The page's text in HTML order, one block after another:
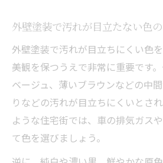
外壁塗装で汚れが目立たない色
外壁塗装で汚れが目立ちにくい色
美観を保つうえで非常に重要です
ベージュ、薄いブラウンなどの中
りなどの汚れが目立ちにくいとさ
ような住宅街では、車の排気ガス
て色を選びましょう。